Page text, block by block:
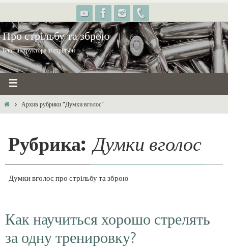
Про стрільбу та зброю
Блог інструктора зі стрільби
Архив рубрики "Думки вголос"
Рубрика: Думки вголос
Думки вголос про стрільбу та зброю
Как научиться хорошо стрелять
за одну тренировку?